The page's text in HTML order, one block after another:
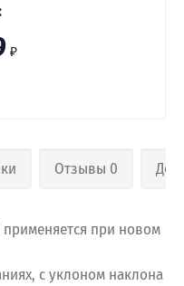
₽
Отзывы 0
применяется при новом
с уклоном наклона